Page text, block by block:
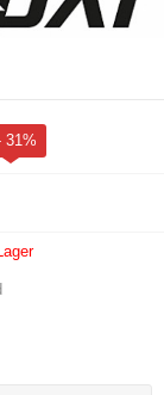
31%